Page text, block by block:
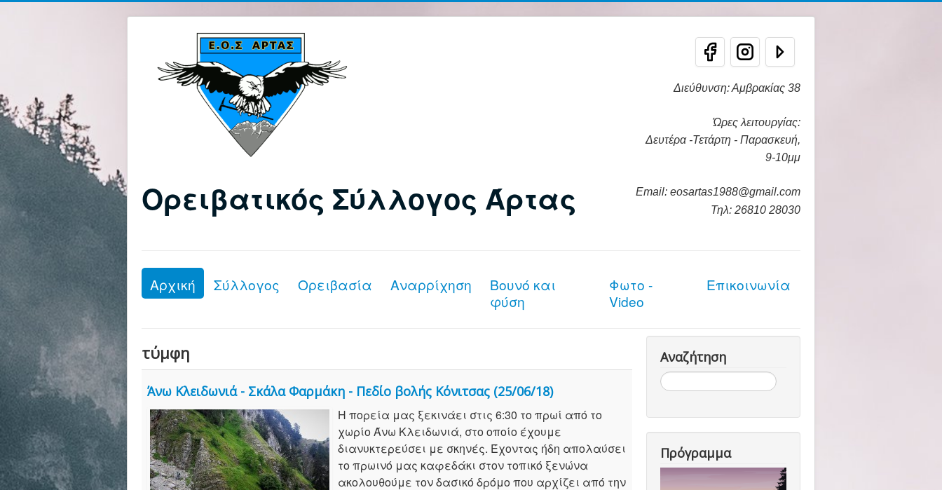
Ορειβατικός Σύλλογος Άρτας
Διεύθυνση: Αμβρακίας 38
Ώρες λειτουργίας:
Δευτέρα -Τετάρτη - Παρασκευή,
9-10μμ
Email: eosartas1988@gmail.com
Τηλ: 26810 28030
Αρχική Σύλλογος Ορειβασία Αναρρίχηση
Βουνό και
φύση
Φωτο -
Video
Επικοινωνία
τύμφη
Άνω Κλειδωνιά - Σκάλα Φαρμάκη - Πεδίο βολής Κόνιτσας (25/06/18)
Η πορεία μας ξεκινάει στις 6:30 το πρωί από το
χωρίο Άνω Κλειδωνιά, στο οποίο έχουμε
διανυκτερεύσει με σκηνές. Έχοντας ήδη απολαύσει
το πρωινό μας καφεδάκι στον τοπικό ξενώνα
ακολουθούμε τον δασικό δρόμο που αρχίζει από την
Αναζήτηση
Αναζήτηση...
Πρόγραμμα